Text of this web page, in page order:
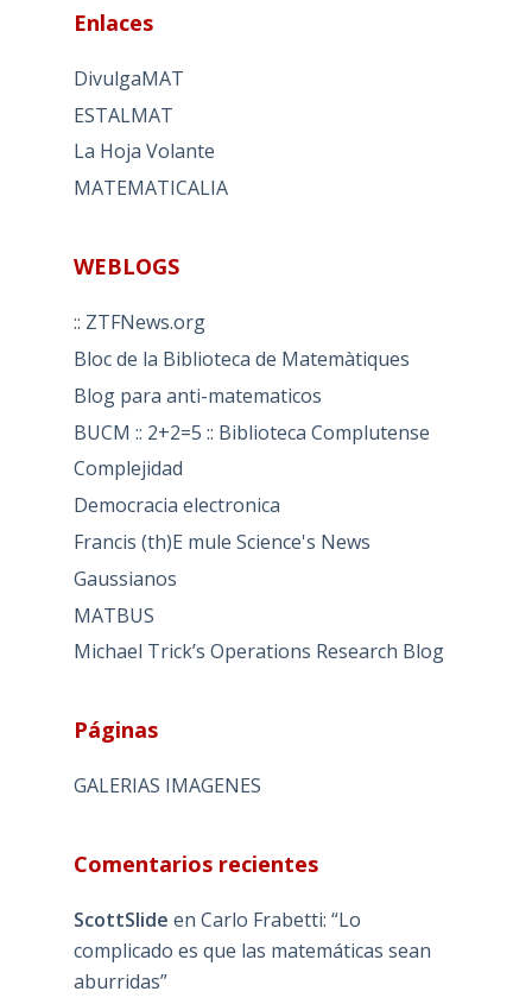
Enlaces
DivulgaMAT
ESTALMAT
La Hoja Volante
MATEMATICALIA
WEBLOGS
:: ZTFNews.org
Bloc de la Biblioteca de Matemàtiques
Blog para anti-matematicos
BUCM :: 2+2=5 :: Biblioteca Complutense
Complejidad
Democracia electronica
Francis (th)E mule Science's News
Gaussianos
MATBUS
Michael Trick’s Operations Research Blog
Páginas
GALERIAS IMAGENES
Comentarios recientes
ScottSlide en Carlo Frabetti: “Lo
complicado es que las matemáticas sean
aburridas”